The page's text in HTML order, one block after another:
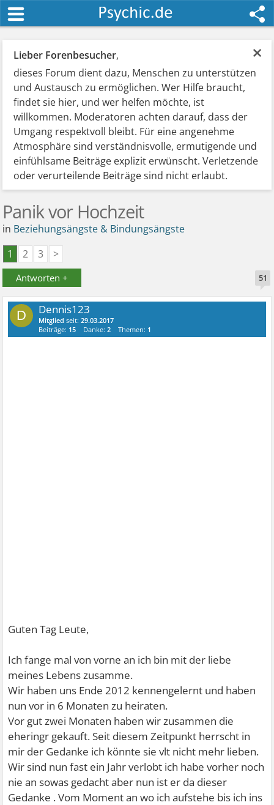
×
Lieber Forenbesucher,
dieses Forum dient dazu, Menschen zu unterstützen
und Austausch zu ermöglichen. Wer Hilfe braucht,
findet sie hier, und wer helfen möchte, ist
willkommen. Moderatoren achten darauf, dass der
Umgang respektvoll bleibt. Für eine angenehme
Atmosphäre sind verständnisvolle, ermutigende und
einfühlsame Beiträge explizit erwünscht. Verletzende
oder verurteilende Beiträge sind nicht erlaubt.
Panik vor Hochzeit
in Beziehungsängste & Bindungsängste
1
2 3 >
Antworten + 51
D Dennis123
Mitglied seit:29.03.2017
Beiträge: 15 Danke:2 Themen: 1
Guten Tag Leute,
Ich fange mal von vorne an ich bin mit der liebe
meines Lebens zusamme.
Wir haben uns Ende 2012 kennengelernt und haben
nun vor in 6 Monaten zu heiraten.
Vor gut zwei Monaten haben wir zusammen die
eheringr gekauft. Seit diesem Zeitpunkt herrscht in
mir der Gedanke ich könnte sie vlt nicht mehr lieben.
Wir sind nun fast ein Jahr verlobt ich habe vorher noch
nie an sowas gedacht aber nun ist er da dieser
Gedanke . Vom Moment an wo ich aufstehe bis ich ins